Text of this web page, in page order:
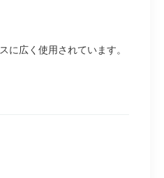
広く使用されています。